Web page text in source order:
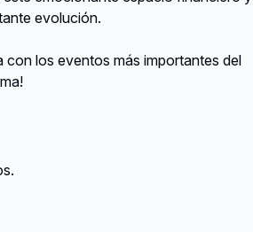
evolución.
con los eventos más importantes del